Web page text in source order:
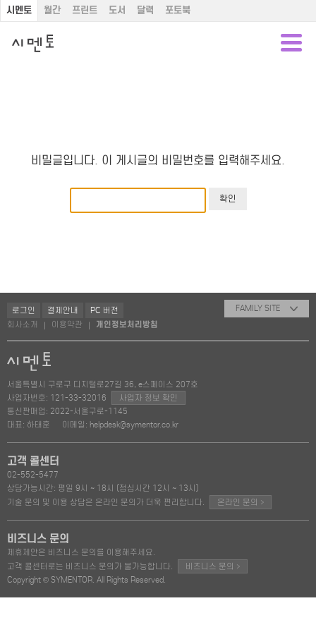
시멘토 월간 프린트 도서 달력 포토북
비밀글입니다. 이 게시글의 비밀번호를 입력해주세요.
로그인 결제안내
PC 버전
회사소개
이용약관 개인정보처리방침
FAMILY SITE
서울특별시 구로구 디지털로27길 36, e스페이스 207호
사업자번호: 121-33-32016
사업자 정보 확인
통신판매업: 2022-서울구로-1145
대표: 하태훈
이메일: helpdesk@symentor.co.kr
고객 콜센터
02-552-5477
상담가능시간: 평일 9시 ~ 18시 (점심시간 12시 ~ 13시)
기술 문의 및 이용 상담은 온라인 문의가 더욱 편리합니다.
온라인 문의 >
비즈니스 문의
제휴제안은 비즈니스 문의를 이용해주세요.
고객 콜센터로는 비즈니스 문의가 불가능합니다.
비즈니스 문의 >
Copyright © SYMENTOR. All Rights Reserved.